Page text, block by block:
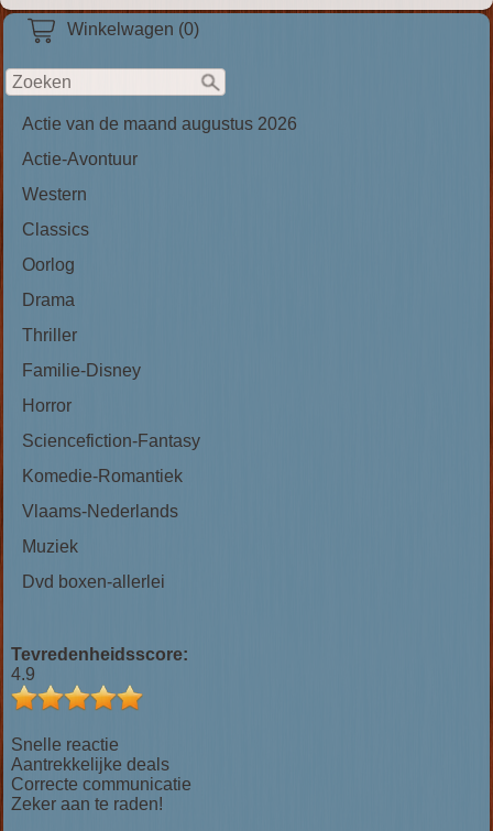
Winkelwagen (0)
Actie van de maand augustus 2026
Actie-Avontuur
Western
Classics
Oorlog
Drama
Thriller
Familie-Disney
Horror
Sciencefiction-Fantasy
Komedie-Romantiek
Vlaams-Nederlands
Muziek
Dvd boxen-allerlei
Tevredenheidsscore:
4.9
Snelle reactie
Aantrekkelijke deals
Correcte communicatie
Zeker aan te raden!